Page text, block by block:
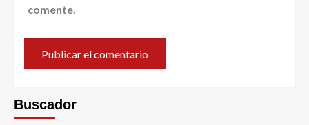
comente.
Buscador